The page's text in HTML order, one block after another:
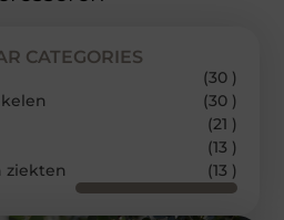
CATEGORIES
(30 )
(30 )
(21 )
(13 )
ziekten
(13 )